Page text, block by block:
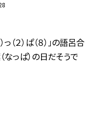
（２）ぱ（８）」の語呂合
なっぱ）の日だそうで